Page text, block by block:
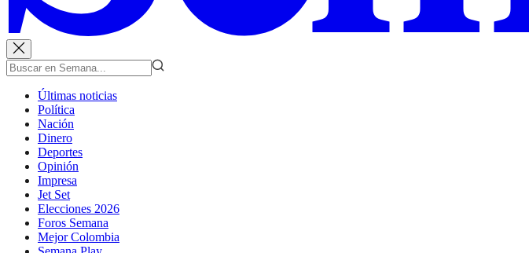
Últimas noticias
Política
Nación
Dinero
Deportes
Opinión
Impresa
Jet Set
Elecciones 2026
Foros Semana
Mejor Colombia